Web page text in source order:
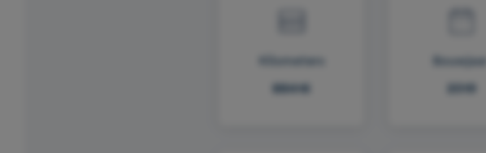
Kilometers
88416
Bouwjaar